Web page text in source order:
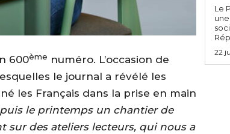
600ème numéro. L’occasion de
le journal a révélé les
les Français dans la prise en main
le printemps un chantier de
sur des ateliers lecteurs, qui nous a
Le
22